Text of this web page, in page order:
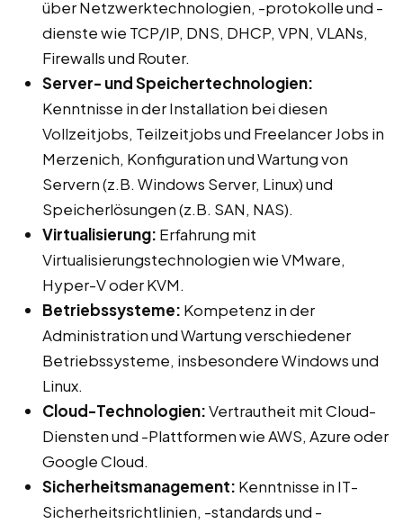
über Netzwerktechnologien, -protokolle und -
dienste wie TCP/IP, DNS, DHCP, VPN, VLANs,
Firewalls und Router.
Server- und Speichertechnologien:
Kenntnisse in der Installation bei diesen
Vollzeitjobs, Teilzeitjobs und Freelancer Jobs in
Merzenich, Konfiguration und Wartung von
Servern (z.B. Windows Server, Linux) und
Speicherlösungen (z.B. SAN, NAS).
Virtualisierung: Erfahrung mit
Virtualisierungstechnologien wie VMware,
Hyper-V oder KVM.
Betriebssysteme: Kompetenz in der
Administration und Wartung verschiedener
Betriebssysteme, insbesondere Windows und
Linux.
Cloud-Technologien:Vertrautheit mit Cloud-
Diensten und -Plattformen wie AWS, Azure oder
Google Cloud.
Sicherheitsmanagement: Kenntnisse in IT-
Sicherheitsrichtlinien, -standards und -